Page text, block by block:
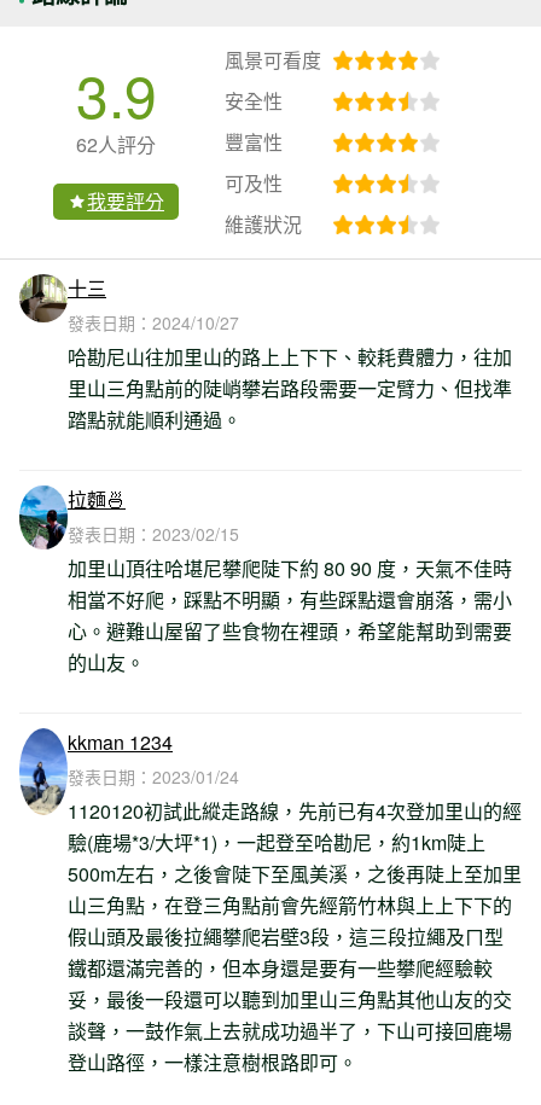
3.9
62人評分
我要評分
風景可看度
安全性
豐富性
可及性
維護狀況
十三
發表日期： 2024/10/27
哈勘尼山往加里山的路上上下下、較耗費體力，往加
里山三角點前的陡峭攀岩路段需要一定臂力、但找準
踏點就能順利通過。
拉麵🍜
發表日期： 2023/02/15
加里山頂往哈堪尼攀爬陡下約 80 90 度，天氣不佳時
相當不好爬，踩點不明顯，有些踩點還會崩落，需小
心。避難山屋留了些食物在裡頭，希望能幫助到需要
的山友。
kkman 1234
發表日期： 2023/01/24
1120120初試此縱走路線，先前已有4次登加里山的經
驗(鹿場*3/大坪*1)，一起登至哈勘尼，約1km陡上
500m左右，之後會陡下至風美溪，之後再陡上至加里
山三角點，在登三角點前會先經箭竹林與上上下下的
假山頭及最後拉繩攀爬岩壁3段，這三段拉繩及ㄇ型
鐵都還滿完善的，但本身還是要有一些攀爬經驗較
妥，最後一段還可以聽到加里山三角點其他山友的交
談聲，一鼓作氣上去就成功過半了，下山可接回鹿場
登山路徑，一樣注意樹根路即可。